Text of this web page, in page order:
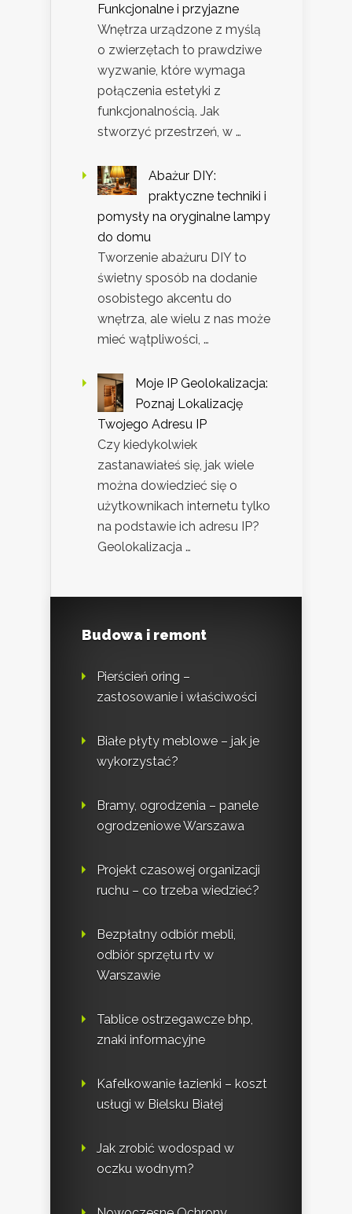
Funkcjonalne i przyjazne
Wnętrza urządzone z myślą
o zwierzętach to prawdziwe
wyzwanie, które wymaga
połączenia estetyki z
funkcjonalnością. Jak
stworzyć przestrzeń, w …
Abażur DIY:
praktyczne techniki i
pomysły na oryginalne lampy
do domu
Tworzenie abażuru DIY to
świetny sposób na dodanie
osobistego akcentu do
wnętrza, ale wielu z nas może
mieć wątpliwości, …
Moje IP Geolokalizacja:
Poznaj Lokalizację
Twojego Adresu IP
Czy kiedykolwiek
zastanawiałeś się, jak wiele
można dowiedzieć się o
użytkownikach internetu tylko
na podstawie ich adresu IP?
Geolokalizacja …
Budowa i remont
Pierścień oring –
zastosowanie i właściwości
Białe płyty meblowe – jak je
wykorzystać?
Bramy, ogrodzenia – panele
ogrodzeniowe Warszawa
Projekt czasowej organizacji
ruchu – co trzeba wiedzieć?
Bezpłatny odbiór mebli,
odbiór sprzętu rtv w
Warszawie
Tablice ostrzegawcze bhp,
znaki informacyjne
Kafelkowanie łazienki – koszt
usługi w Bielsku Białej
Jak zrobić wodospad w
oczku wodnym?